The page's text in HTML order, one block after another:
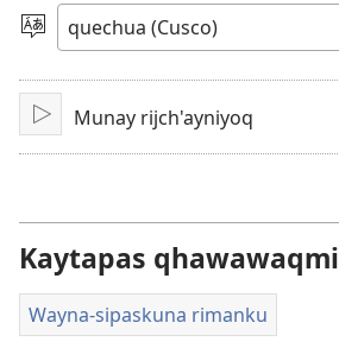
video
Rimasqayki
simita
akllanaykipaq
QallariyMunay rijch'ayniyoq
Kaytapas qhawawaqmi
Wayna-sipaskuna rimanku